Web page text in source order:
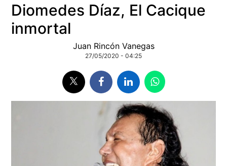
Diomedes Díaz, El Cacique
inmortal
Juan Rincón Vanegas
27/05/2020 - 04:25